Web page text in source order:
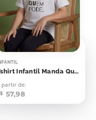
Tshirt Infantil Manda Quem Pode
partir de:
57,98